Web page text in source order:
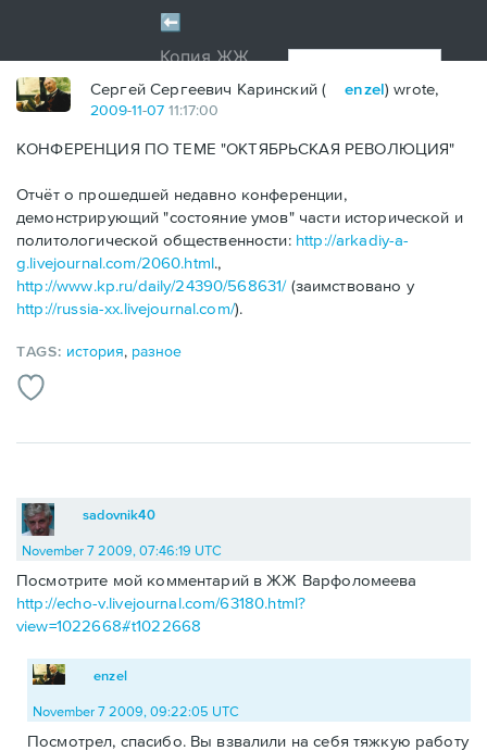
Сергей Сергеевич Каринский ( enzel) wrote,
2009-11-07 11:17:00
КОНФЕРЕНЦИЯ ПО ТЕМЕ "ОКТЯБРЬСКАЯ РЕВОЛЮЦИЯ"
Отчёт о прошедшей недавно конференции,
демонстрирующий "состояние умов" части исторической и
политологической общественности: http://arkadiy-a-
g.livejournal.com/2060.html.,
http://www.kp.ru/daily/24390/568631/(заимствовано у
http://russia-xx.livejournal.com/).
TAGS: история, разное
sadovnik40
November 7 2009, 07:46:19 UTC
Посмотрите мой комментарий в ЖЖ Варфоломеева
http://echo-v.livejournal.com/63180.html?
view=1022668#t1022668
enzel
November 7 2009, 09:22:05 UTC
Посмотрел, спасибо. Вы взвалили на себя тяжкую работу